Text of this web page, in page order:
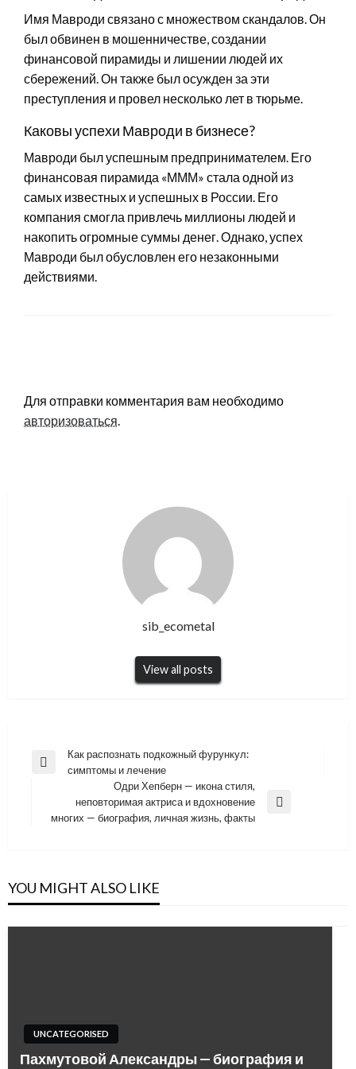
Имя Мавроди связано с множеством скандалов. Он
был обвинен в мошенничестве, создании
финансовой пирамиды и лишении людей их
сбережений. Он также был осужден за эти
преступления и провел несколько лет в тюрьме.
Каковы успехи Мавроди в бизнесе?
Мавроди был успешным предпринимателем. Его
финансовая пирамида «МММ» стала одной из
самых известных и успешных в России. Его
компания смогла привлечь миллионы людей и
накопить огромные суммы денег. Однако, успех
Мавроди был обусловлен его незаконными
действиями.
Для отправки комментария вам необходимо
авторизоваться.
sib_ecometal
View all posts
Навигация
записям
Previous
Как распознать подкожный фурункул:
симптомы и лечение
Post
Одри Хепберн — икона стиля,
неповторимая актриса и вдохновение
многих — биография, личная жизнь, факты
YOU MIGHT ALSO LIKE
UNCATEGORISED
Пахмутовой Александры — биография и